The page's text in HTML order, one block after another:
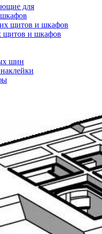
для
щитов и шкафов
щитов и шкафов
шин